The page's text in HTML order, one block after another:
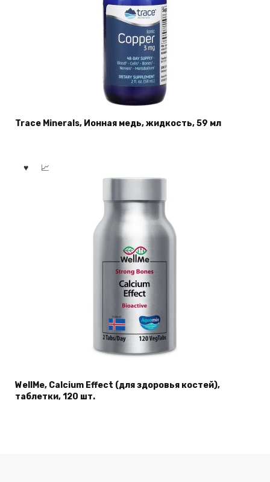
Trace Minerals, Ионная медь, жидкость, 59 мл
WellMe, Calcium Effect (для здоровья костей),
таблетки, 120 шт.